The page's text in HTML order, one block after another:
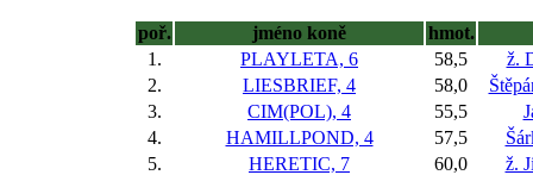
poř. jméno koně
hmot.
1.
PLAYLETA, 6 58,5
ž.
2.
LIESBRIEF, 4 58,0
3.
CIM(POL), 4 55,5
4.
HAMILLPOND, 4 57,5
5.
HERETIC, 7 60,0
ž.